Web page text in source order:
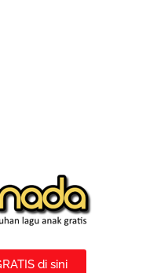
di sini